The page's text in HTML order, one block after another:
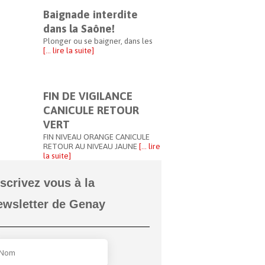
Baignade interdite
dans la Saône!
Plonger ou se baigner, dans les
[… lire la suite]
FIN DE VIGILANCE
CANICULE RETOUR
VERT
FIN NIVEAU ORANGE CANICULE
RETOUR AU NIVEAU JAUNE [… lire
la suite]
vous à la
de Genay